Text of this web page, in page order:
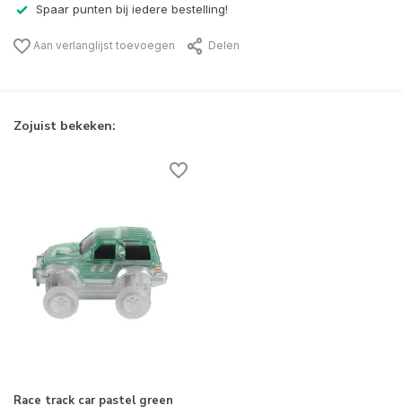
Spaar punten bij iedere bestelling!
Aan verlanglijst toevoegen Delen
Zojuist bekeken:
Race track car pastel green